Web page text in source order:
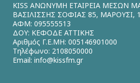
KISS ΑΝΩΝΥΜΗ ΕΤΑΙΡΕΙΑ ΜΕΣΩΝ
ΒΑΣΙΛΙΣΣΗΣ ΣΟΦΙΑΣ 85, ΜΑΡΟΥΣΙ,
ΑΦΜ: 095555513
ΔΟΥ: ΚΕΦΟΔΕ ΑΤΤΙΚΗΣ
Αριθμός Γ.Ε.ΜΗ: 005146901000
Τηλέφωνο: 2108050000
Email: info@kissfm.gr